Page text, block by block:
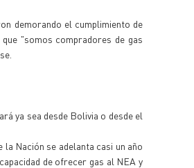
demorando el cumplimiento de
"somos compradores de gas
ya sea desde Bolivia o desde el
Nación se adelanta casi un año
de ofrecer gas al NEA y